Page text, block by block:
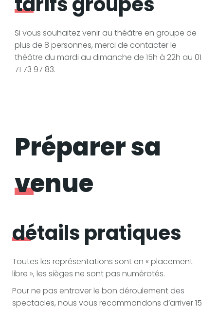
Si vous souhaitez venir au théâtre en groupe de
plus de 8 personnes, merci de contacter le
théâtre du mardi au dimanche de 15h à 22h au 01
71 73 97 83.
Préparer sa
venue
détails pratiques
Toutes les représentations sont en « placement
libre », les sièges ne sont pas numérotés.
Pour ne pas entraver le bon déroulement des
spectacles, nous vous recommandons d’arriver 15